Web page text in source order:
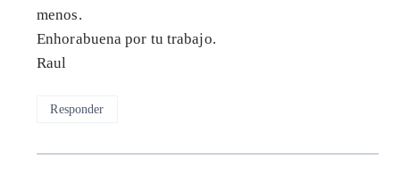
menos.
Enhorabuena por tu trabajo.
Raul
Responder